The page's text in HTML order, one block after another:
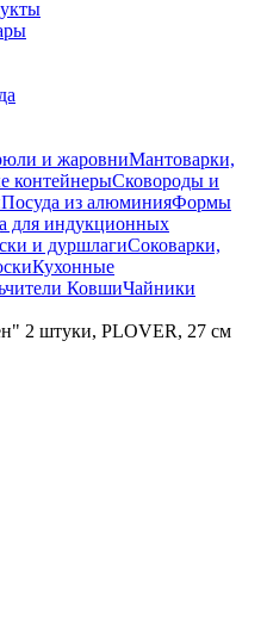
и жаровниМантоварки,
контейнерыСковороды и
Посуда из алюминияФормы
для индукционных
и дуршлагиСоковарки,
Кухонные
КовшиЧайники
2 штуки, PLOVER, 27 см